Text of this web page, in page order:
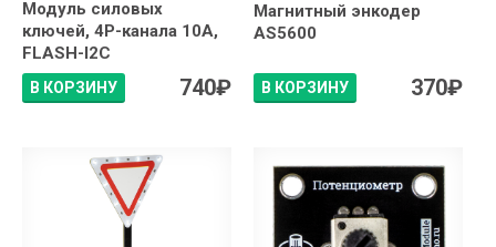
Модуль силовых
ключей, 4P-канала 10A,
FLASH-I2C
В КОРЗИНУ 740₽
Магнитный энкодер
AS5600
В КОРЗИНУ 370₽